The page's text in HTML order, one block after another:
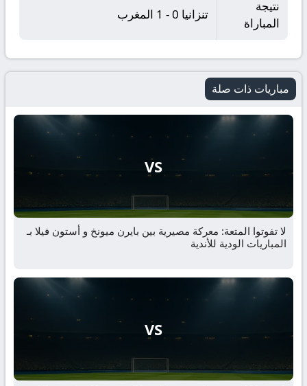
نتيجة
المباراة
تنزانيا 0 - 1 المغرب
مباريات ذات صلة
VS
لا تفوتوا المتعة: معركة مصيرية بين بايرن ميونخ و أستون فيلا بـ
المباريات الودية للأندية
VS